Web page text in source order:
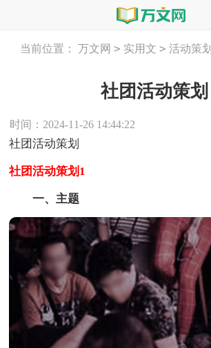
当前位置： 万文网 > 实用文 > 活动策划
社团活动策划
时间：2024-11-26 14:44:22
社团活动策划
社团活动策划1
一、主题